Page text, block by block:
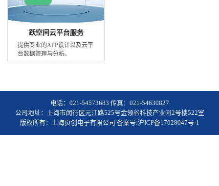
跃空间云平台服务
提供专业的APP设计以及云平
台数据管理与分析。
电话：021-54573683 传真：021-54630827
公司地址：上海市闵行区元江路525号金领谷科技产业园2号楼522室
版权所有：上海页创电子有限公司 备案号:沪ICP备17028047号-1